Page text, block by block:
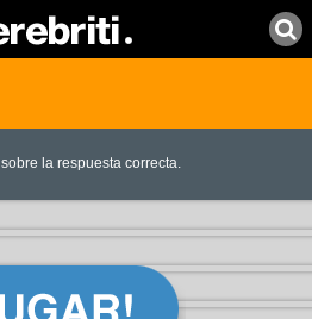
la respuesta correcta.